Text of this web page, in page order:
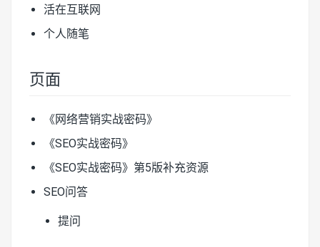
活在互联网
个人随笔
页面
《网络营销实战密码》
《SEO实战密码》
《SEO实战密码》第5版补充资源
SEO问答
提问